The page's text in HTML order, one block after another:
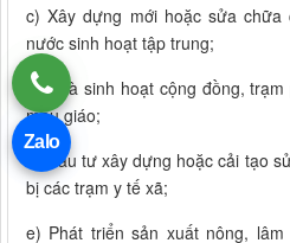
c) Xây dựng mới hoặc sửa
nước sinh hoạt tập trung;
d) Nhà sinh hoạt cộng đồng,
mẫu giáo;
đ) Đầu tư xây dựng hoặc cải tạo
bị các trạm y tế xã;
e) Phát triển sản xuất nông,
Zalo